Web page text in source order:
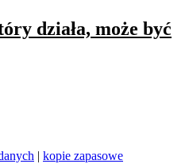
działa, może być
| kopie zapasowe